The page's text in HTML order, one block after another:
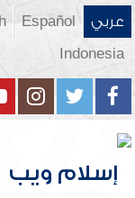
عربي Español
Indonesia